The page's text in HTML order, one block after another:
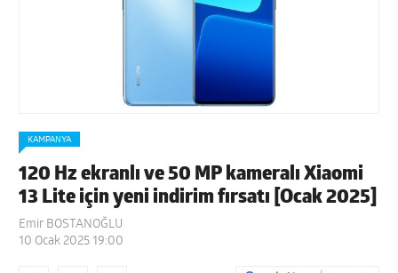
KAMPANYA
120 Hz ekranlı ve 50 MP kameralı Xiaomi
13 Lite için yeni indirim fırsatı [Ocak 2025]
Emir BOSTANOĞLU
10 Ocak 2025 19:00